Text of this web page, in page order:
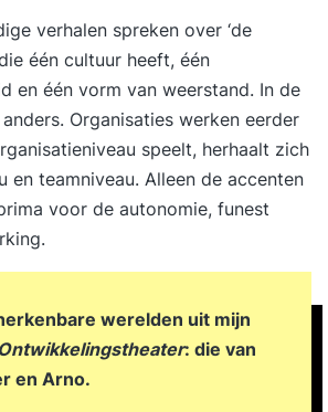
verhalen spreken over ‘de
één cultuur heeft, één
en één vorm van weerstand. In de
Organisaties werken eerder
speelt, herhaalt zich
en teamniveau. Alleen de accenten
voor de autonomie, funest
werelden uit mijn
: die van
en Arno.